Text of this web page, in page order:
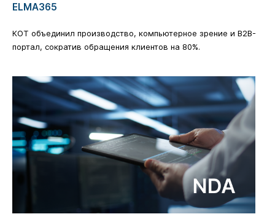
ELMA365
КОТ объединил производство, компьютерное зрение и B2B-
портал, сократив обращения клиентов на 80%.